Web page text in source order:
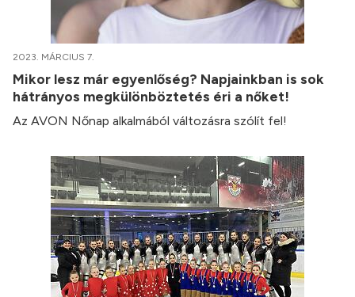
2023. MÁRCIUS 7.
Mikor lesz már egyenlőség? Napjainkban is sok
hátrányos megkülönböztetés éri a nőket!
Az AVON Nőnap alkalmából változásra szólít fel!